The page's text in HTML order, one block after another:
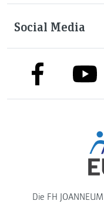
Social Media
link to facebook
Die FH